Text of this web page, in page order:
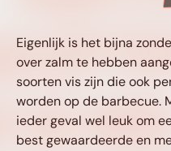
DE
Eigenlijk is het bijna
over zalm te hebben
soorten vis zijn die ook
worden op de barbecue.
ieder geval wel leuk om
best gewaardeerde en